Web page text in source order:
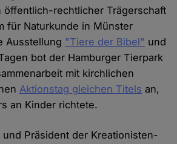
öffentlich-rechtlicher Trägerschaft
für Naturkunde in Münster
Ausstellung "Tiere der Bibel" und
bot der Hamburger Tierpark
mit kirchlichen
Aktionstag gleichen Titels an,
an Kinder richtete.
Präsident der Kreationisten-